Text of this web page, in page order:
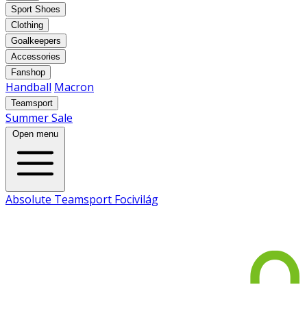
Sport Shoes
Clothing
Goalkeepers
Accessories
Fanshop
Handball Macron
Teamsport
Summer Sale
Open menu
Absolute Teamsport Focivilág